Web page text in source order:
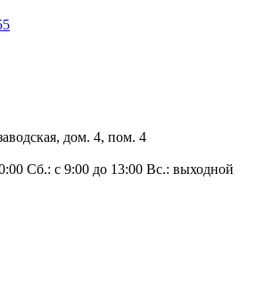
дом. 4, пом. 4
Сб.: с 9:00 до 13:00 Вс.: выходной